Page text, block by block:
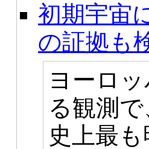
初期宇宙
の証拠も
ヨーロ
る観測
史上最